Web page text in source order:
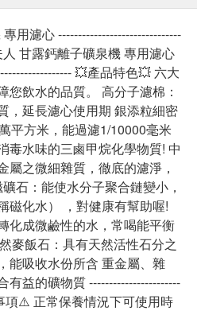
用濾心 -------------------------------
甘露鈣離子礦泉機 專用濾心
💥產品特色💥 六大
您飲水的品質。 高分子濾棉：
，延長濾心使用期 銀添粒細密
平方米，能過濾1/10000毫米
毒水味的三鹵甲烷化學物質! 中
屬之微細雜質，徹底的濾淨，
石：能使水分子聚合鏈變小，
磁化水） ，對健康有幫助喔!
化成微鹼性的水，常喝能平衡
麥飯石：具有天然活性石分之
能吸收水份所含 重金屬、雜
益的礦物質 -----------------------
項⚠️ 正常保養情況下可使用時